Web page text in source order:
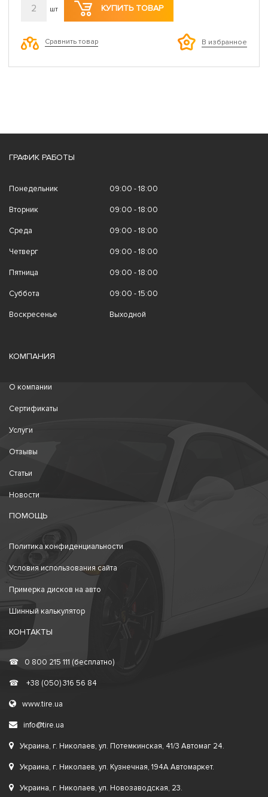
2 шт КУПИТЬ ТОВАР
Сравнить товар В избранное
ГРАФИК РАБОТЫ
Понедельник 09:00 - 18:00
Вторник 09:00 - 18:00
Среда 09:00 - 18:00
Четверг 09:00 - 18:00
Пятница 09:00 - 18:00
Суббота 09:00 - 15:00
Воскресенье Выходной
КОМПАНИЯ
О компании
Сертификаты
Услуги
Отзывы
Статьи
Новости
ПОМОЩЬ
Политика конфиденциальности
Условия использования сайта
Примерка дисков на авто
Шинный калькулятор
КОНТАКТЫ
☎ 0 800 215 111 (бесплатно)
☎ +38 (050) 316 56 84
www.tire.ua
info@tire.ua
Украина, г. Николаев, ул. Потемкинская, 41/3 Автомаг 24.
Украина, г. Николаев, ул. Кузнечная, 194А Автомаркет.
Украина, г. Николаев, ул. Новозаводская, 23.